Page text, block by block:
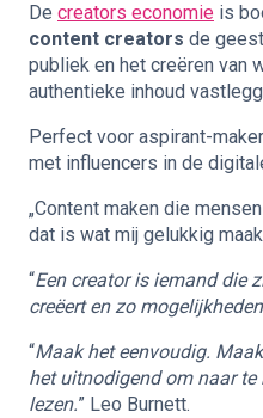
De creators economie is
content creators de
publiek en het creëren van
authentieke inhoud
Perfect voor aspirant-
met influencers in de
„Content maken die
dat is wat mij gelukkig
“Een creator is iemand die
creëert en zo
“Maak het eenvoudig.
het uitnodigend om naar
lezen.” Leo Burnett.